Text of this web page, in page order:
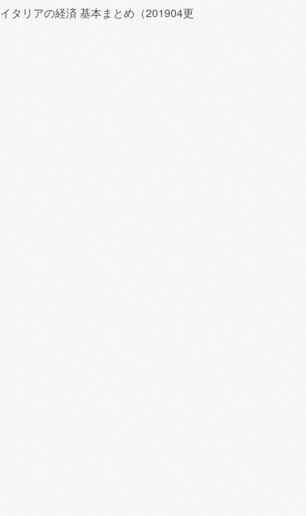
イタリアの経済 基本まとめ（201904更